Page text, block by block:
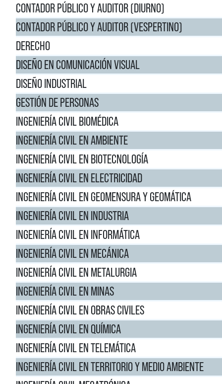
CONTADOR PÚBLICO Y AUDITOR (DIURNO)
CONTADOR PÚBLICO Y AUDITOR (VESPERTINO)
DERECHO
DISEÑO EN COMUNICACIÓN VISUAL
DISEÑO INDUSTRIAL
GESTIÓN DE PERSONAS
INGENIERÍA CIVIL BIOMÉDICA
INGENIERÍA CIVIL EN AMBIENTE
INGENIERÍA CIVIL EN BIOTECNOLOGÍA
INGENIERÍA CIVIL EN ELECTRICIDAD
INGENIERÍA CIVIL EN GEOMENSURA Y GEOMÁTICA
INGENIERÍA CIVIL EN INDUSTRIA
INGENIERÍA CIVIL EN INFORMÁTICA
INGENIERÍA CIVIL EN MECÁNICA
INGENIERÍA CIVIL EN METALURGIA
INGENIERÍA CIVIL EN MINAS
INGENIERÍA CIVIL EN OBRAS CIVILES
INGENIERÍA CIVIL EN QUÍMICA
INGENIERÍA CIVIL EN TELEMÁTICA
INGENIERÍA CIVIL EN TERRITORIO Y MEDIO AMBIENTE